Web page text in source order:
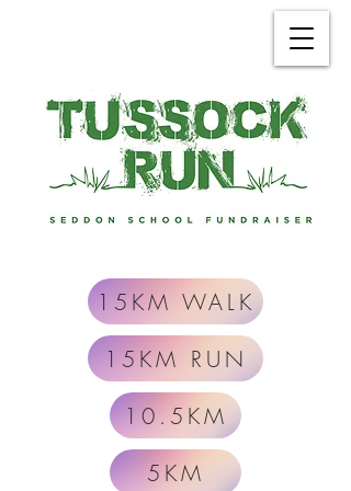
15KM WALK
15KM RUN
10.5KM
5KM